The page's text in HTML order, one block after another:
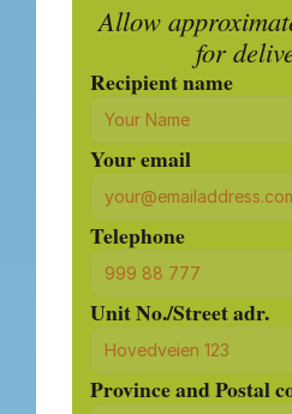
Allow
for
Recipient name
Your email
Telephone
Unit No./Street adr.
Province and Postal